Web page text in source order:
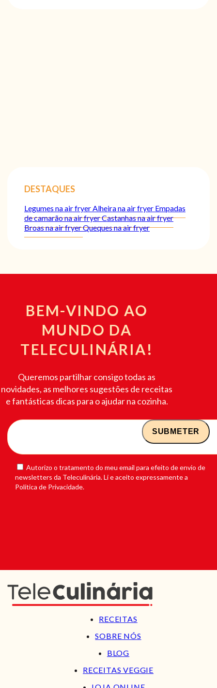
DESTAQUES
Legumes na air fryer Alheira na air fryer Empadas
de camarão na air fryerCastanhas na air fryer
Broas na air fryerQueques na air fryer
BEM-VINDO AO
MUNDO DA
TELECULINÁRIA!
Queremos partilhar consigo todas as
novidades, as melhores sugestões de receitas
e fantásticas dicas para o ajudar na cozinha.
Autorizo o tratamento do meu email para efeito de envio de
newsletters da Teleculinária. Li e aceito expressamente a
Política de Privacidade.
RECEITAS
SOBRE NÓS
BLOG
RECEITAS VEGGIE